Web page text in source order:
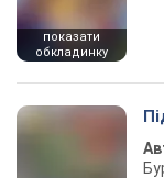
показати
обкладинку